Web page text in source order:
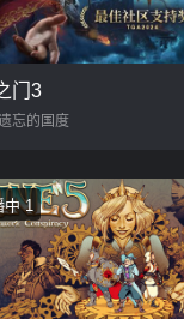
门3
忘的国度
中 1